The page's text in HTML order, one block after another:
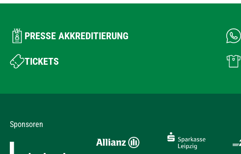
PRESSE AKKREDITIERUNG
TICKETS
Sponsoren